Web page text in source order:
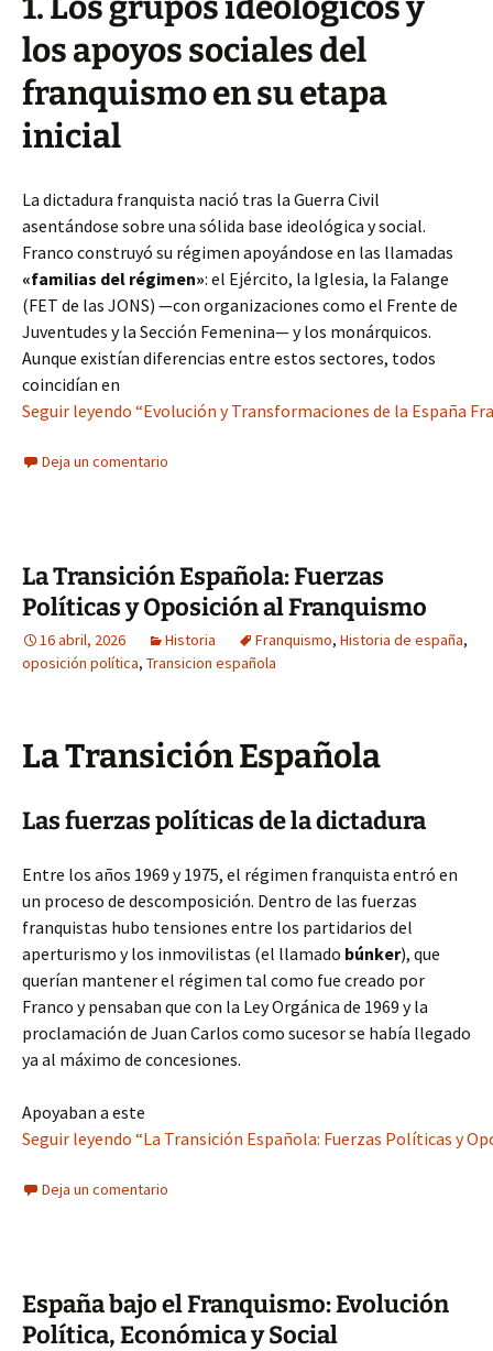
los apoyos sociales del
franquismo en su etapa
inicial
La dictadura franquista nació tras la Guerra Civil
asentándose sobre una sólida base ideológica y social.
Franco construyó su régimen apoyándose en las llamadas
«familias del régimen»: el Ejército, la Iglesia, la Falange
(FET de las JONS) —con organizaciones como el Frente de
Juventudes y la Sección Femenina— y los monárquicos.
Aunque existían diferencias entre estos sectores, todos
coincidían en
Seguir leyendo “Evolución y Transformaciones de la España
Deja un comentario
La Transición Española: Fuerzas
Políticas y Oposición al Franquismo
16 abril, 2026 Historia Franquismo, Historia de españa,
oposición política, Transicion española
La Transición Española
Las fuerzas políticas de la dictadura
Entre los años 1969 y 1975, el régimen franquista entró en
un proceso de descomposición. Dentro de las fuerzas
franquistas hubo tensiones entre los partidarios del
aperturismo y los inmovilistas (el llamado búnker), que
querían mantener el régimen tal como fue creado por
Franco y pensaban que con la Ley Orgánica de 1969 y la
proclamación de Juan Carlos como sucesor se había llegado
ya al máximo de concesiones.
Apoyaban a este
Seguir leyendo “La Transición Española: Fuerzas Políticas y
Deja un comentario
España bajo el Franquismo: Evolución
Política, Económica y Social